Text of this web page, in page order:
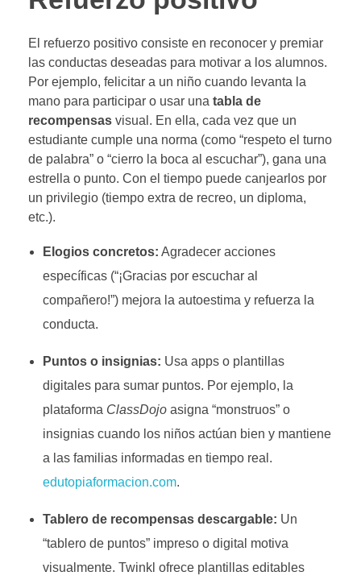
El refuerzo positivo consiste en reconocer y premiar
las conductas deseadas para motivar a los alumnos.
Por ejemplo, felicitar a un niño cuando levanta la
mano para participar o usar una tabla de
recompensas visual. En ella, cada vez que un
estudiante cumple una norma (como “respeto el turno
de palabra” o “cierro la boca al escuchar”), gana una
estrella o punto. Con el tiempo puede canjearlos por
un privilegio (tiempo extra de recreo, un diploma,
etc.).
Elogios concretos: Agradecer acciones
específicas (“¡Gracias por escuchar al
compañero!”) mejora la autoestima y refuerza la
conducta.
Puntos o insignias: Usa apps o plantillas
digitales para sumar puntos. Por ejemplo, la
plataforma ClassDojoasigna “monstruos” o
insignias cuando los niños actúan bien y mantiene
a las familias informadas en tiempo real.
edutopiaformacion.com.
Tablero de recompensas descargable: Un
“tablero de puntos” impreso o digital motiva
visualmente. Twinkl ofrece plantillas editables